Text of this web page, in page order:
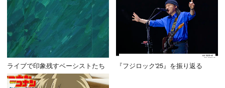
ライブで印象残すベーシストたち 『フジロック'25』を振り返る